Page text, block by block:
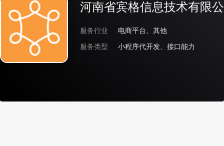
河南省宾格信息技术有限
服务行业
电商平台、其他
服务类型
小程序代开发、接口能力